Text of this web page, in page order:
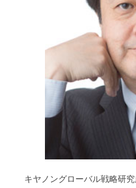
キヤノングローバル戦略研